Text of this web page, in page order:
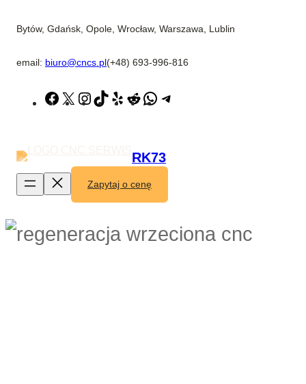
Bytów, Gdańsk, Opole, Wrocław, Warszawa, Lublin
email: biuro@cncs.pl(+48) 693-996-816
Facebook
X Instagram
TikTok
YelpRedditWhatsApp
RK73
Zapytaj o cenę